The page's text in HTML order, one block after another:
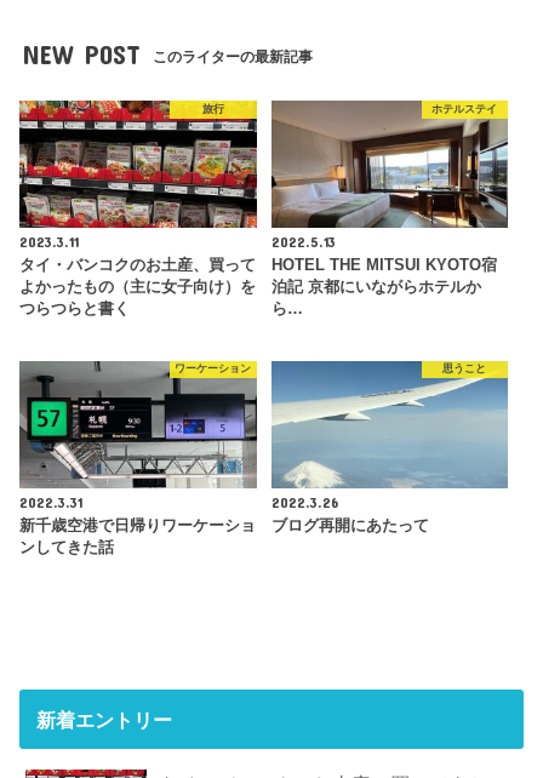
NEW POST このライターの最新記事
旅行
2023.3.11
タイ・バンコクのお土産、買って
よかったもの（主に女子向け）を
つらつらと書く
ホテルステイ
2022.5.13
HOTEL THE MITSUI KYOTO宿
泊記 京都にいながらホテルか
ら…
ワーケーション
2022.3.31
新千歳空港で日帰りワーケーショ
ンしてきた話
思うこと
2022.3.26
ブログ再開にあたって
新着エントリー